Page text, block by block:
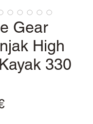
Gear
High
330
Cijena